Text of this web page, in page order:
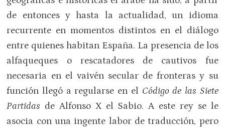
de entonces y hasta la actualidad, un idioma
recurrente en momentos distintos en el diálogo
entre quienes habitan España. La presencia de los
alfaqueques o rescatadores de cautivos fue
necesaria en el vaivén secular de fronteras y su
función llegó a regularse en el Código de las Siete
Partidas de Alfonso X el Sabio. A este rey se le
asocia con una ingente labor de traducción, pero